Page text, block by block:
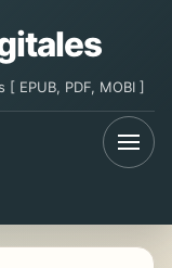
EPUB, PDF, MOBI ]